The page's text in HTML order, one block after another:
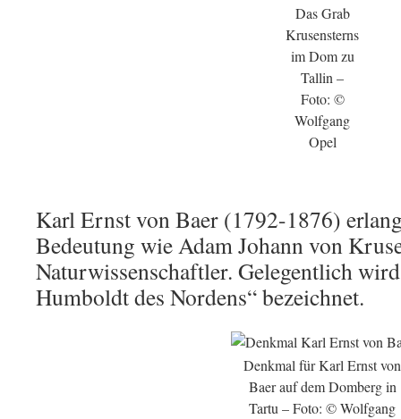
Das Grab
Krusensterns
im Dom zu
Tallin –
Foto: ©
Wolfgang
Opel
Karl Ernst von Baer (1792-1876)
Bedeutung wie Adam Johann von
Naturwissenschaftler. Gelegentlich
Humboldt des Nordens“ bezeichnet.
Denkmal für Karl Ernst von
Baer auf dem Domberg in
Tartu – Foto: © Wolfgang